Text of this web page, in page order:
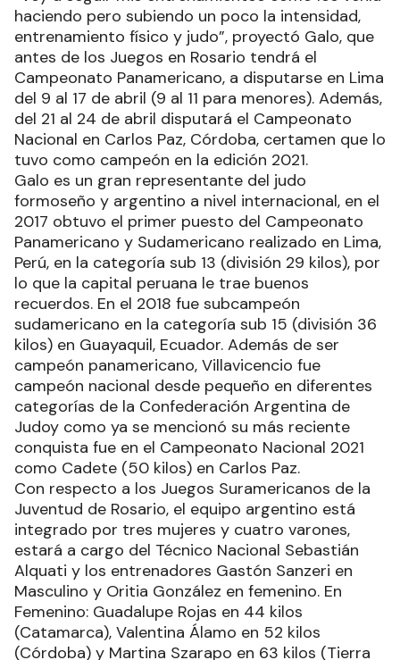
haciendo pero subiendo un poco la intensidad,
entrenamiento físico y judo”, proyectó Galo, que
antes de los Juegos en Rosario tendrá el
Campeonato Panamericano, a disputarse en Lima
del 9 al 17 de abril (9 al 11 para menores). Además,
del 21 al 24 de abril disputará el Campeonato
Nacional en Carlos Paz, Córdoba, certamen que lo
tuvo como campeón en la edición 2021.
Galo es un gran representante del judo
formoseño y argentino a nivel internacional, en el
2017 obtuvo el primer puesto del Campeonato
Panamericano y Sudamericano realizado en Lima,
Perú, en la categoría sub 13 (división 29 kilos), por
lo que la capital peruana le trae buenos
recuerdos. En el 2018 fue subcampeón
sudamericano en la categoría sub 15 (división 36
kilos) en Guayaquil, Ecuador. Además de ser
campeón panamericano, Villavicencio fue
campeón nacional desde pequeño en diferentes
categorías de la Confederación Argentina de
Judoy como ya se mencionó su más reciente
conquista fue en el Campeonato Nacional 2021
como Cadete (50 kilos) en Carlos Paz.
Con respecto a los Juegos Suramericanos de la
Juventud de Rosario, el equipo argentino está
integrado por tres mujeres y cuatro varones,
estará a cargo del Técnico Nacional Sebastián
Alquati y los entrenadores Gastón Sanzeri en
Masculino y Oritia González en femenino. En
Femenino: Guadalupe Rojas en 44 kilos
(Catamarca), Valentina Álamo en 52 kilos
(Córdoba) y Martina Szarapo en 63 kilos (Tierra